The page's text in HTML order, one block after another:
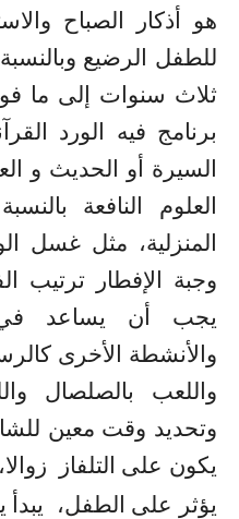
هو أذكار الصباح
للطفل الرضيع
ثلاث سنوات إلى ما
برنامج فيه الورد
السيرة أو الحديث و
العلوم النافعة
المنزلية، مثل غسل
وجبة الإفطار ترتيب
يجب أن يساعد في
والأنشطة الأخرى
واللعب بالصلصال
وتحديد وقت معين
يكون على التلفاز
يؤثر على الطفل،